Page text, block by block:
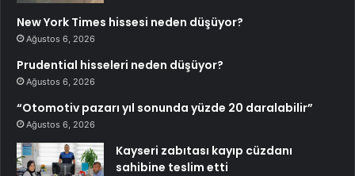
New York Times hissesi neden düşüyor?
Ağustos 6, 2026
Prudential hisseleri neden düşüyor?
Ağustos 6, 2026
“Otomotiv pazarı yıl sonunda yüzde 20 daralabilir”
Ağustos 6, 2026
Kayseri zabıtası kayıp cüzdanı
sahibine teslim etti